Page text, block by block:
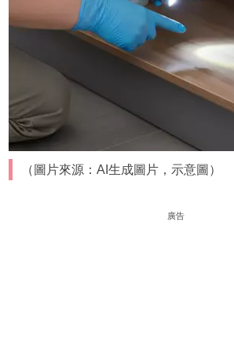
（圖片來源：AI生成圖片，示意圖）
廣告